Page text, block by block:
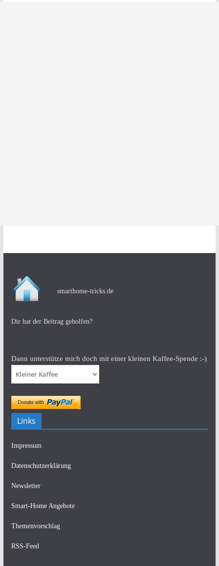
smarthome-tricks.de
Dir hat der Beitrag geholfen?
Dann unterstütze mich doch mit einer kleinen Kaffee-Spende :-)
Links
Impressum
Datenschutzerklärung
Newsletter
Smart-Home Angebote
Themenvorschlag
RSS-Feed